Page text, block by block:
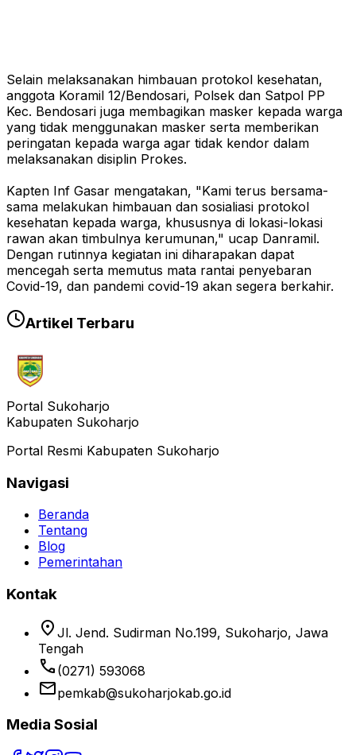
Selain melaksanakan himbauan protokol kesehatan,
anggota Koramil 12/Bendosari, Polsek dan Satpol PP
Kec. Bendosari juga membagikan masker kepada warga
yang tidak menggunakan masker serta memberikan
peringatan kepada warga agar tidak kendor dalam
melaksanakan disiplin Prokes.
Kapten Inf Gasar mengatakan, "Kami terus bersama-
sama melakukan himbauan dan sosialiasi protokol
kesehatan kepada warga, khususnya di lokasi-lokasi
rawan akan timbulnya kerumunan," ucap Danramil.
Dengan rutinnya kegiatan ini diharapakan dapat
mencegah serta memutus mata rantai penyebaran
Covid-19, dan pandemi covid-19 akan segera berkahir.
Artikel Terbaru
Portal Sukoharjo
Kabupaten Sukoharjo
Portal Resmi Kabupaten Sukoharjo
Navigasi
Beranda
Tentang
Blog
Pemerintahan
Kontak
location_on Jl. Jend. Sudirman No.199, Sukoharjo, Jawa
Tengah
phone (0271) 593068
emailpemkab@sukoharjokab.go.id
Media Sosial